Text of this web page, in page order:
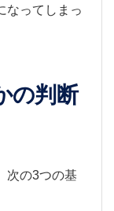
なってしまっ
の判断
次の3つの基